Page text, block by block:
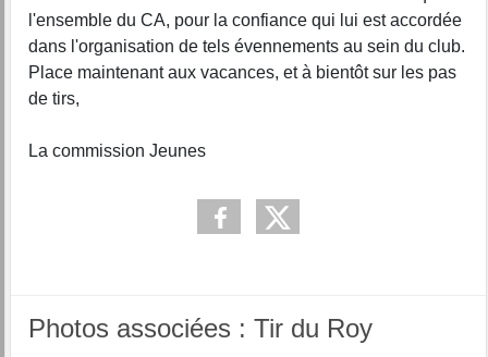
l'ensemble du CA, pour la confiance qui lui est accordée
dans l'organisation de tels évennements au sein du club.
Place maintenant aux vacances, et à bientôt sur les pas
de tirs,
La commission Jeunes
Photos associées : Tir du Roy